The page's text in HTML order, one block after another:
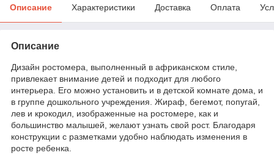
Описание Характеристики Доставка Оплата
Описание
Дизайн ростомера, выполненный в африканском стиле,
привлекает внимание детей и подходит для любого
интерьера. Его можно установить и в детской комнате дома, и
в группе дошкольного учреждения. Жираф, бегемот, попугай,
лев и крокодил, изображенные на ростомере, как и
большинство малышей, желают узнать свой рост. Благодаря
конструкции с разметками удобно наблюдать изменения в
росте ребенка.